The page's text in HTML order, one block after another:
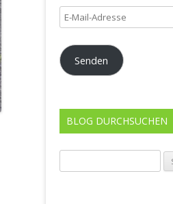
E-
Mail-
Adresse
Senden
BLOG DURCHSUCHEN
nach: